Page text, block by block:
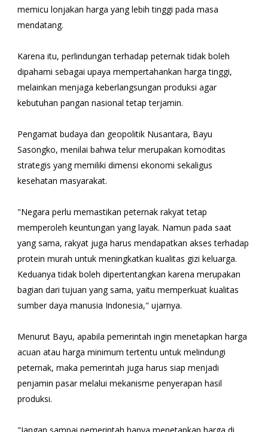
memicu lonjakan harga yang lebih tinggi pada masa
mendatang.
Karena itu, perlindungan terhadap peternak tidak boleh
dipahami sebagai upaya mempertahankan harga tinggi,
melainkan menjaga keberlangsungan produksi agar
kebutuhan pangan nasional tetap terjamin.
Pengamat budaya dan geopolitik Nusantara, Bayu
Sasongko, menilai bahwa telur merupakan komoditas
strategis yang memiliki dimensi ekonomi sekaligus
kesehatan masyarakat.
"Negara perlu memastikan peternak rakyat tetap
memperoleh keuntungan yang layak. Namun pada saat
yang sama, rakyat juga harus mendapatkan akses terhadap
protein murah untuk meningkatkan kualitas gizi keluarga.
Keduanya tidak boleh dipertentangkan karena merupakan
bagian dari tujuan yang sama, yaitu memperkuat kualitas
sumber daya manusia Indonesia," ujarnya.
Menurut Bayu, apabila pemerintah ingin menetapkan harga
acuan atau harga minimum tertentu untuk melindungi
peternak, maka pemerintah juga harus siap menjadi
penjamin pasar melalui mekanisme penyerapan hasil
produksi.
"Jangan sampai pemerintah hanya menetapkan harga di